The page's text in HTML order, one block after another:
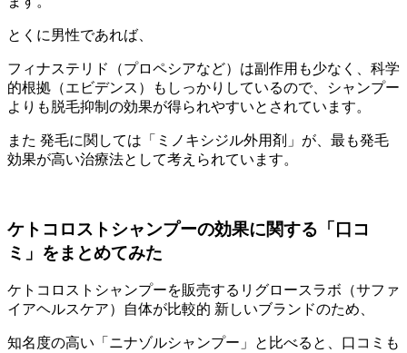
とくに男性であれば、
フィナステリド（プロペシアなど）は副作用も少なく、科学
的根拠（エビデンス）もしっかりしているので、シャンプー
よりも脱毛抑制の効果が得られやすいとされています。
また 発毛に関しては「ミノキシジル外用剤」が、最も発毛
効果が高い治療法として考えられています。
ケトコロストシャンプーの効果に関する「口コ
ミ」をまとめてみた
ケトコロストシャンプーを販売するリグロースラボ（サファ
イアヘルスケア）自体が比較的 新しいブランドのため、
知名度の高い「ニナゾルシャンプー」と比べると、口コミも